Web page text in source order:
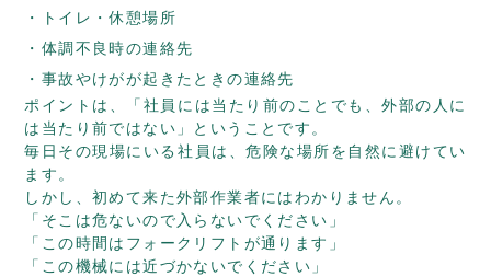
トイレ・休憩場所
体調不良時の連絡先
事故やけがが起きたときの連絡先
ポイントは、「社員には当たり前のことでも、外部の人に
は当たり前ではない」ということです。
毎日その現場にいる社員は、危険な場所を自然に避けてい
ます。
しかし、初めて来た外部作業者にはわかりません。
「そこは危ないので入らないでください」
「この時間はフォークリフトが通ります」
「この機械には近づかないでください」